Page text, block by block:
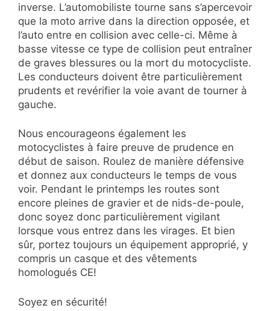
inverse. L’automobiliste tourne sans s’apercevoir
que la moto arrive dans la direction opposée, et
l’auto entre en collision avec celle-ci. Même à
basse vitesse ce type de collision peut entraîner
de graves blessures ou la mort du motocycliste.
Les conducteurs doivent être particulièrement
prudents et revérifier la voie avant de tourner à
gauche.
Nous encourageons également les
motocyclistes à faire preuve de prudence en
début de saison. Roulez de manière défensive
et donnez aux conducteurs le temps de vous
voir. Pendant le printemps les routes sont
encore pleines de gravier et de nids-de-poule,
donc soyez donc particulièrement vigilant
lorsque vous entrez dans les virages. Et bien
sûr, portez toujours un équipement approprié, y
compris un casque et des vêtements
homologués CE!
Soyez en sécurité!